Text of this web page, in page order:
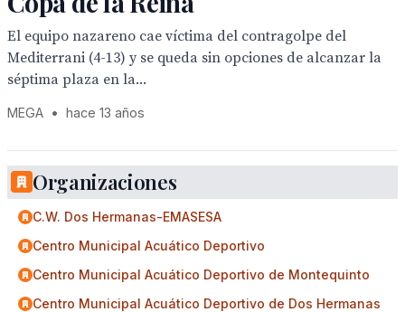
El equipo nazareno cae víctima del contragolpe del
Mediterrani (4-13) y se queda sin opciones de alcanzar la
séptima plaza en la...
MEGA • hace 13 años
Organizaciones
C.W. Dos Hermanas-EMASESA
Centro Municipal Acuático Deportivo
Centro Municipal Acuático Deportivo de Montequinto
Centro Municipal Acuático Deportivo de Dos Hermanas